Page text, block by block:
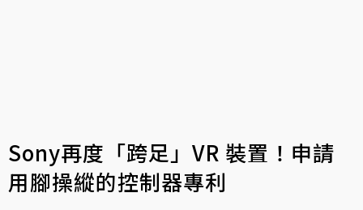
Sony再度「跨足」VR 裝置！申請
用腳操縱的控制器專利